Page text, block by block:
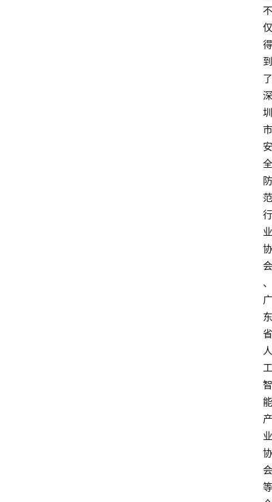
不
仅
得
到
了
深
圳
市
安
全
防
范
行
业
协
会
、
广
东
省
人
工
智
能
产
业
协
会
等